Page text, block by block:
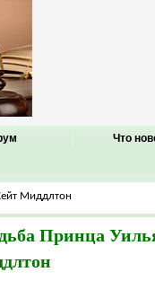
Что
Миддлтон
Принца